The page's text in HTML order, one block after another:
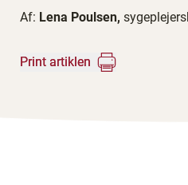
Af: Lena Poulsen,
Print artiklen